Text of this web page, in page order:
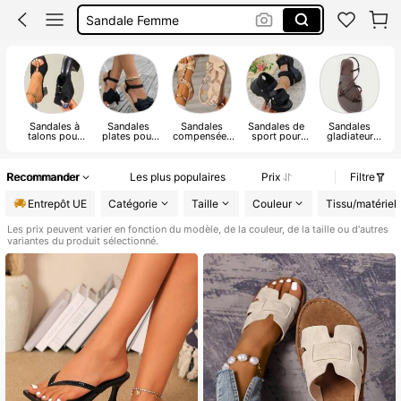
Claquettes Femmes été
Talon
Sandales à
talons pour
Sandales
plates pour
Sandales
compensées
Sandales de
sport pour
Sandales
gladiateur
Recommander Les plus populaires Prix
Filtre
Entrepôt UE
Catégorie Taille Couleur Tissu/matériel
Les prix peuvent varier en fonction du modèle, de la couleur, de la taille ou d'autres
variantes du produit sélectionné.